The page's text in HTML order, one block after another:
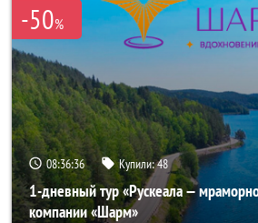
-50%
08:36:34 Купили:48
1-дневный тур «Рускеала —
компании «Шарм»